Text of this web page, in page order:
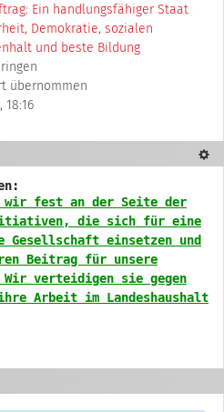
Ein handlungsfähiger Staat
Demokratie, sozialen
und beste Bildung
übernommen
18:16
wir fest an der Seite der
die sich für eine
einsetzen und
Beitrag für unsere
verteidigen sie gegen
Arbeit im Landeshaushalt